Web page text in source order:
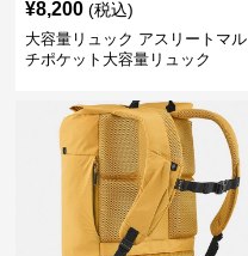
¥8,200 (税込)
大容量リュック アスリートマル
チポケット大容量リュック